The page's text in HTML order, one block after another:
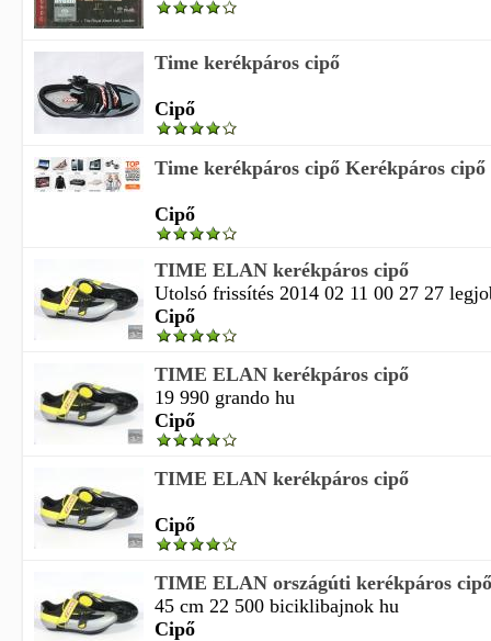
Time kerékpáros cipő
Cipő
Time kerékpáros cipő Kerékpáros cipő
Cipő
TIME ELAN kerékpáros cipő
Utolsó frissítés 2014 02 11 00 27 27
Cipő
TIME ELAN kerékpáros cipő
19 990 grando hu
Cipő
TIME ELAN kerékpáros cipő
Cipő
TIME ELAN országúti kerékpáros cipő
45 cm 22 500 biciklibajnok hu
Cipő